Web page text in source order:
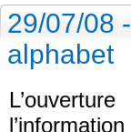
29/07/08
alphabet